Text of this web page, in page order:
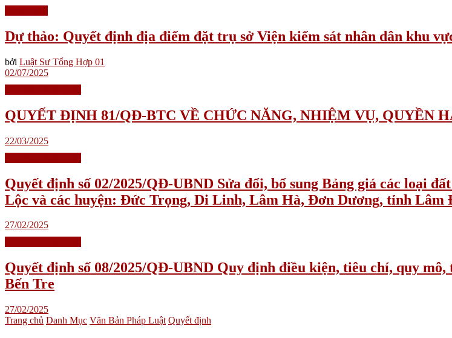
Dự thảo: Quyết định địa điểm đặt trụ sở Viện kiểm sát nhân dân khu
bởi Luật Sư Tổng Hợp 01
02/07/2025
QUYẾT ĐỊNH 81/QĐ-BTC VỀ CHỨC NĂNG, NHIỆM VỤ, QUYỀN
22/03/2025
Quyết định số 02/2025/QĐ-UBND Sửa đổi, bổ sung Bảng giá các loại
Lộc và các huyện: Đức Trọng, Di Linh, Lâm Hà, Đơn Dương, tỉnh Lâm
27/02/2025
Quyết định số 08/2025/QĐ-UBND Quy định điều kiện, tiêu chí, quy
Bến Tre
27/02/2025
Trang chủ Danh Mục Văn Bản Pháp Luật Quyết định